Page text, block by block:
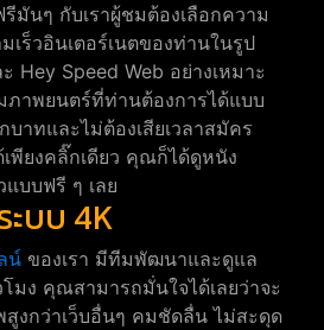
มันๆ กับเราผู้ชมต้องเลือกความ
เร็วอินเตอร์เนตของท่านในรูป
Hey Speed Web อย่างเหมาะ
าพยนตร์ที่ท่านต้องการได้แบบ
บาทและไม่ต้องเสียเวลาสมัคร
พียงคลิ๊กเดียว คุณก็ได้ดูหนัง
แบบฟรี ๆ เลย
บบ 4K
น์ ของเรา มีทีมพัฒนาและดูแล
มง คุณสามารถมั่นใจได้เลยว่าจะ
งกว่าเว็บอื่นๆ คมชัดลื่น ไม่สะดุด